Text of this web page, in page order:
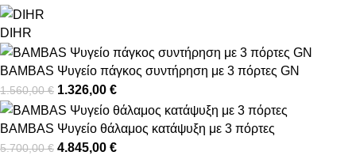
DIHR
BAMBAS Ψυγείο πάγκος συντήρηση με 3 πόρτες GN
1.560,00€ 1.326,00 €
BAMBAS Ψυγείο θάλαμος κατάψυξη με 3 πόρτες
5.700,00€ 4.845,00 €